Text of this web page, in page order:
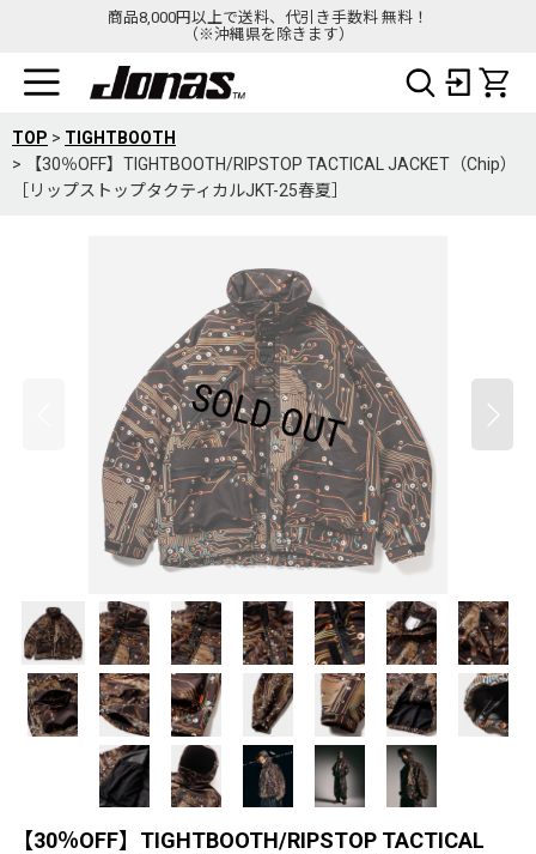
商品8,000円以上で送料、代引き手数料 無料！
（※沖縄県を除きます）
TOP > TIGHTBOOTH
>
【30％OFF】TIGHTBOOTH/RIPSTOP TACTICAL JACKET（Chip）
［リップストップタクティカルJKT-25春夏］
【30％OFF】TIGHTBOOTH/RIPSTOP TACTICAL